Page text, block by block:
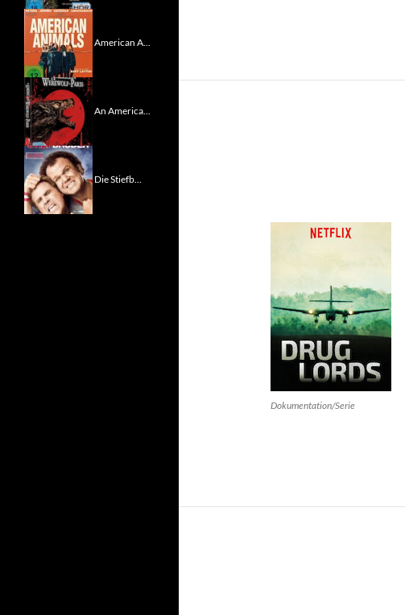
Dokumentation/Serie
American A...
An America...
Die Stiefb...